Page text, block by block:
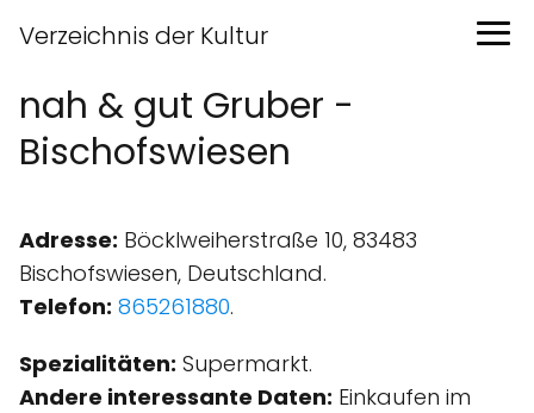
Verzeichnis der Kultur
nah & gut Gruber -
Bischofswiesen
Adresse: Böcklweiherstraße 10, 83483
Bischofswiesen, Deutschland.
Telefon: 865261880.
Spezialitäten: Supermarkt.
Andere interessante Daten: Einkaufen im